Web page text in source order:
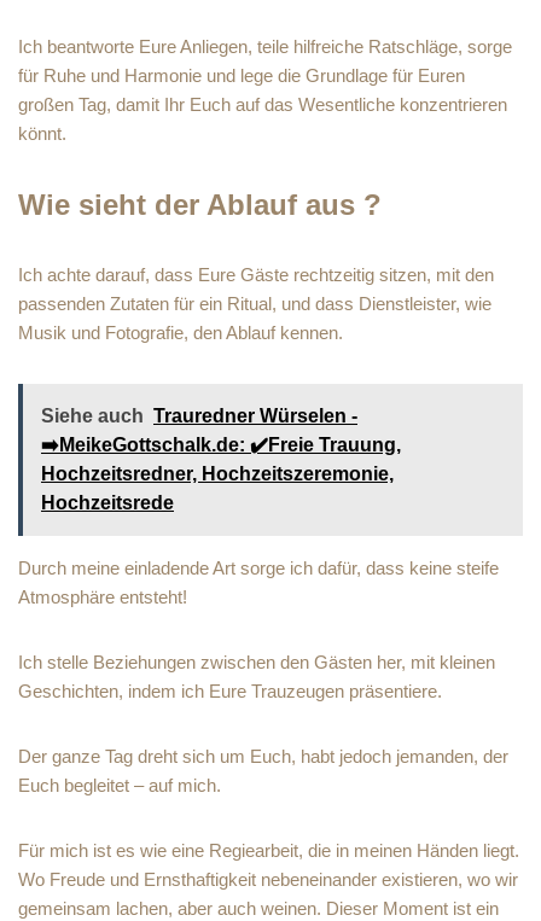
Ich beantworte Eure Anliegen, teile hilfreiche Ratschläge, sorge
für Ruhe und Harmonie und lege die Grundlage für Euren
großen Tag, damit Ihr Euch auf das Wesentliche konzentrieren
könnt.
Wie sieht der Ablauf aus ?
Ich achte darauf, dass Eure Gäste rechtzeitig sitzen, mit den
passenden Zutaten für ein Ritual, und dass Dienstleister, wie
Musik und Fotografie, den Ablauf kennen.
Siehe auch Trauredner Würselen -
➡️MeikeGottschalk.de: ✔️Freie Trauung,
Hochzeitsredner, Hochzeitszeremonie,
Hochzeitsrede
Durch meine einladende Art sorge ich dafür, dass keine steife
Atmosphäre entsteht!
Ich stelle Beziehungen zwischen den Gästen her, mit kleinen
Geschichten, indem ich Eure Trauzeugen präsentiere.
Der ganze Tag dreht sich um Euch, habt jedoch jemanden, der
Euch begleitet – auf mich.
Für mich ist es wie eine Regiearbeit, die in meinen Händen liegt.
Wo Freude und Ernsthaftigkeit nebeneinander existieren, wo wir
gemeinsam lachen, aber auch weinen. Dieser Moment ist ein